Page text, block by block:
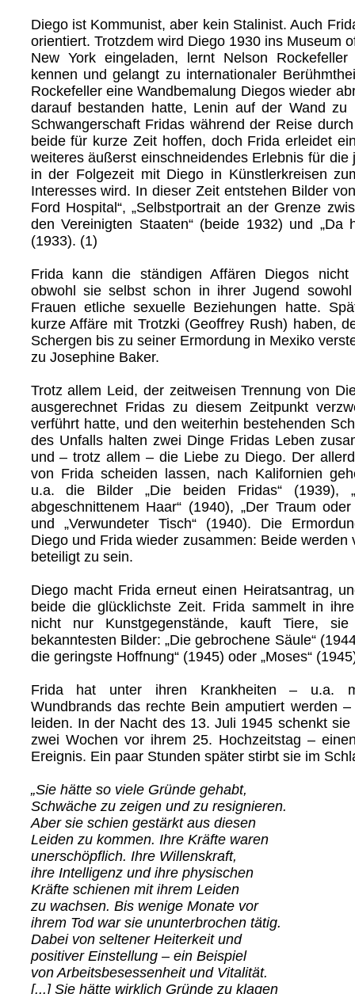
Diego ist Kommunist, aber kein Stalinist. Auch
orientiert. Trotzdem wird Diego 1930 ins Museum
New York eingeladen, lernt Nelson Rockefeller
kennen und gelangt zu internationaler
Rockefeller eine Wandbemalung Diegos wieder
darauf bestanden hatte, Lenin auf der Wand zu
Schwangerschaft Fridas während der Reise
beide für kurze Zeit hoffen, doch Frida erleidet
weiteres äußerst einschneidendes Erlebnis für die
in der Folgezeit mit Diego in Künstlerkreisen
Interesses wird. In dieser Zeit entstehen Bilder
Ford Hospital“, „Selbstportrait an der Grenze
den Vereinigten Staaten“ (beide 1932) und „Da
(1933). (1)
Frida kann die ständigen Affären Diegos nicht
obwohl sie selbst schon in ihrer Jugend
Frauen etliche sexuelle Beziehungen hatte.
kurze Affäre mit Trotzki (Geoffrey Rush) haben,
Schergen bis zu seiner Ermordung in Mexiko
zu Josephine Baker.
Trotz allem Leid, der zeitweisen Trennung von
ausgerechnet Fridas zu diesem Zeitpunkt
verführt hatte, und den weiterhin bestehenden
des Unfalls halten zwei Dinge Fridas Leben
und – trotz allem – die Liebe zu Diego. Der
von Frida scheiden lassen, nach Kalifornien
u.a. die Bilder „Die beiden Fridas“ (1939),
abgeschnittenem Haar“ (1940), „Der Traum
und „Verwundeter Tisch“ (1940). Die
Diego und Frida wieder zusammen: Beide werden
beteiligt zu sein.
Diego macht Frida erneut einen Heiratsantrag,
beide die glücklichste Zeit. Frida sammelt in
nicht nur Kunstgegenstände, kauft Tiere,
bekanntesten Bilder: „Die gebrochene Säule“
die geringste Hoffnung“ (1945) oder „Moses“
Frida hat unter ihren Krankheiten – u.a.
Wundbrands das rechte Bein amputiert werden
leiden. In der Nacht des 13. Juli 1945 schenkt
zwei Wochen vor ihrem 25. Hochzeitstag –
Ereignis. Ein paar Stunden später stirbt sie im
„Sie hätte so viele Gründe gehabt,
Schwäche zu zeigen und zu resignieren.
Aber sie schien gestärkt aus diesen
Leiden zu kommen. Ihre Kräfte waren
unerschöpflich. Ihre Willenskraft,
ihre Intelligenz und ihre physischen
Kräfte schienen mit ihrem Leiden
zu wachsen. Bis wenige Monate vor
ihrem Tod war sie ununterbrochen tätig.
Dabei von seltener Heiterkeit und
positiver Einstellung – ein Beispiel
von Arbeitsbesessenheit und Vitalität.
[...] Sie hätte wirklich Gründe zu klagen